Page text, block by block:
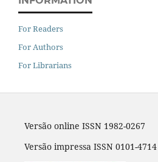
For Readers
For Authors
For Librarians
Versão online ISSN 1982-0267
Versão impressa ISSN 0101-4714